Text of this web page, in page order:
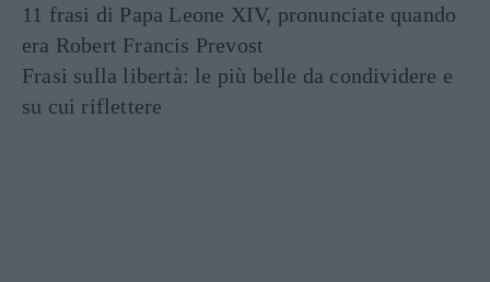
11 frasi di Papa Leone XIV, pronunciate quando
era Robert Francis Prevost
Frasi sulla libertà: le più belle da condividere e
su cui riflettere